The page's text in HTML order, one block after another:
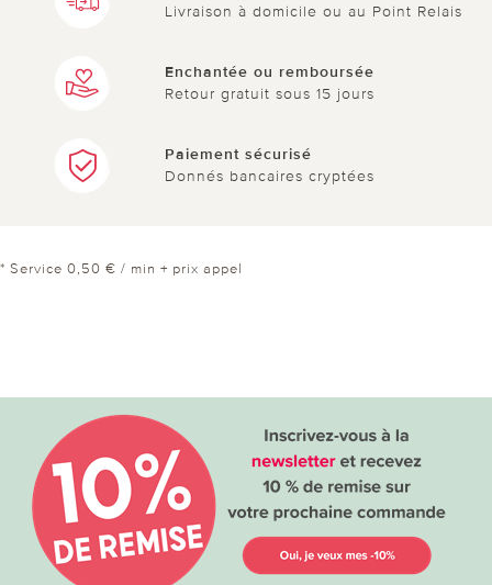
Livraison à domicile ou au Point Relais
Enchantée ou remboursée
Retour gratuit sous 15 jours
Paiement sécurisé
Donnés bancaires cryptées
* Service 0,50 € / min + prix appel